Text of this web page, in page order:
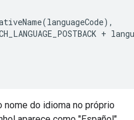
(languageCode),
+
do idioma no próprio